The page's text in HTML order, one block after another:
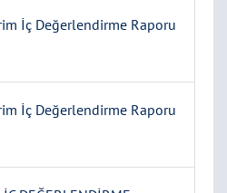
İç Değerlendirme Raporu
İç Değerlendirme Raporu